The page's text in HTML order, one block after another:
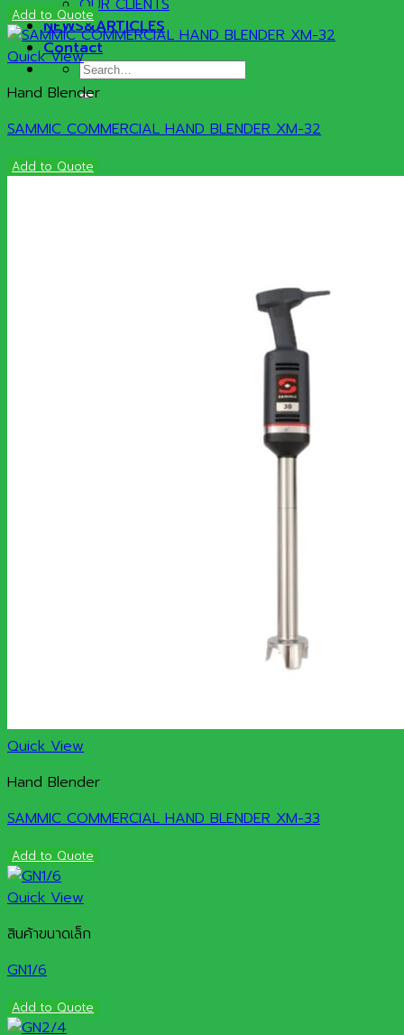
OUR CLIENTS
NEWS&ARTICLES
Contact
Search
for:
Add to Quote
Quick View
Hand Blender
SAMMIC COMMERCIAL HAND BLENDER XM-32
Add to Quote
Quick View
Hand Blender
SAMMIC COMMERCIAL HAND BLENDER XM-33
Add to Quote
Quick View
สินค้าขนาดเล็ก
GN1/6
Add to Quote